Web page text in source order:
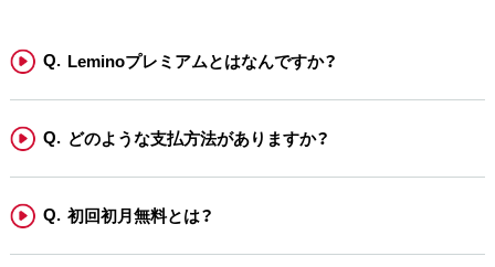
Leminoプレミアムとはなんですか？
どのような支払方法がありますか？
初回初月無料とは？